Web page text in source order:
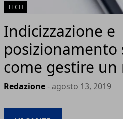
TECH
Indicizzazione e
posizionamento
come gestire un
Redazione- agosto 13, 2019